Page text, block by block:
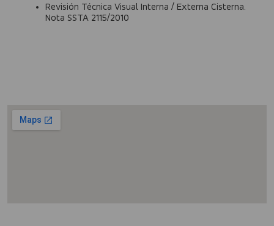
Revisión Técnica Visual Interna / Externa Cisterna.
Nota SSTA 2115/2010